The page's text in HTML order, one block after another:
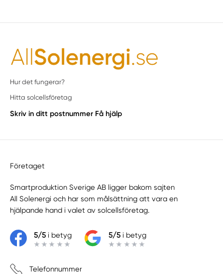
Hur det fungerar?
Hitta solcellsföretag
Skriv in ditt postnummer Få hjälp
Företaget
Smartproduktion Sverige AB ligger bakom sajten
All Solenergi och har som målsättning att vara en
hjälpande hand i valet av solcellsföretag.
5/5i betyg 5/5i betyg
Telefonnummer